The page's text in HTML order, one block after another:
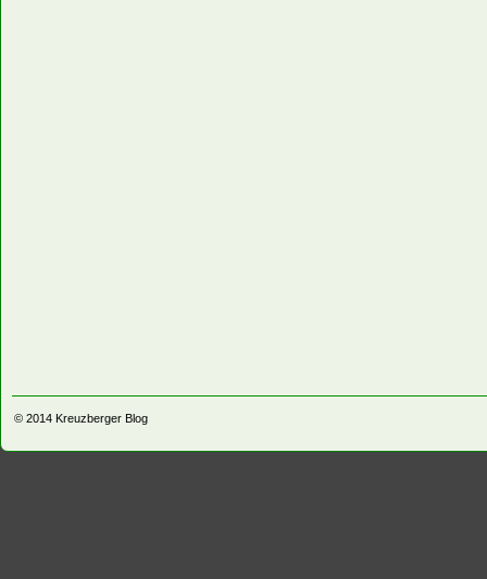
© 2014 Kreuzberger Blog